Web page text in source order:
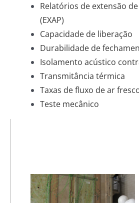
Relatórios de extensão
(EXAP)
Capacidade de liberação
Durabilidade de
Isolamento acústico
Transmitância térmica
Taxas de fluxo de ar
Teste mecânico